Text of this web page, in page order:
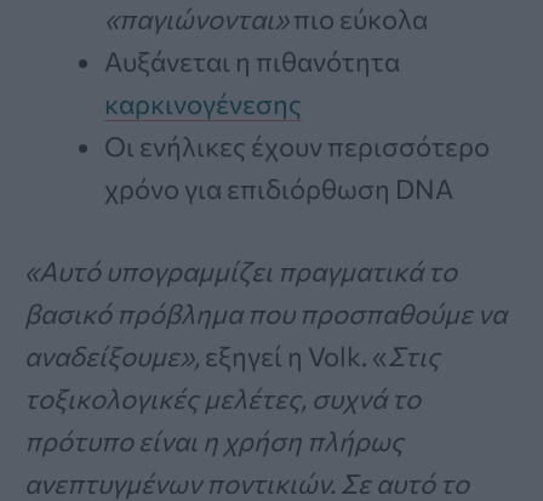
«παγιώνονται»πιο εύκολα
Αυξάνεται η πιθανότητα
καρκινογένεσης
Οι ενήλικες έχουν περισσότερο
χρόνο για επιδιόρθωση DNA
«Αυτό υπογραμμίζει πραγματικά το
βασικό πρόβλημα που προσπαθούμε να
αναδείξουμε», εξηγεί η Volk. «Στις
τοξικολογικές μελέτες, συχνά το
πρότυπο είναι η χρήση πλήρως
ανεπτυγμένων ποντικιών. Σε αυτό το